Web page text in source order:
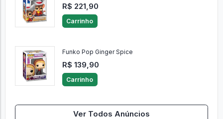
R$ 221,90
Carrinho
Funko Pop Ginger Spice
R$ 139,90
Carrinho
Ver Todos Anúncios